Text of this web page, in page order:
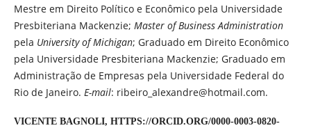
Mestre em Direito Político e Econômico pela Universidade
Presbiteriana Mackenzie; Master of Business Administration
pela University of Michigan; Graduado em Direito Econômico
pela Universidade Presbiteriana Mackenzie; Graduado em
Administração de Empresas pela Universidade Federal do
Rio de Janeiro. E-mail: ribeiro_alexandre@hotmail.com.
VICENTE BAGNOLI, HTTPS://ORCID.ORG/0000-0003-0820-